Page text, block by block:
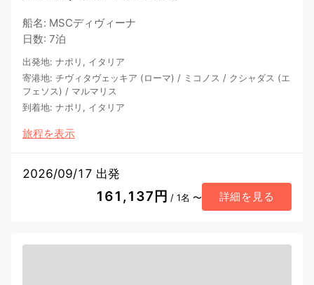
船名: MSCディヴィーナ
日数: 7泊
出発地: ナポリ, イタリア
寄港地: チヴィタヴェッキア (ローマ) / ミコノス / クシャダス (エ
フェソス) / マルマリス
到着地: ナポリ, イタリア
旅程を表示
2026/09/17 出発
161,137円 / 1名 〜 詳細を見る